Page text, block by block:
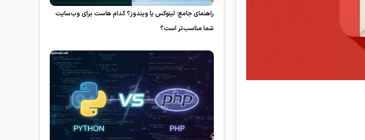
راهنمای جامع: لینوکس یا ویندوز؟ کدام هاست برای وب‌سایت
شما مناسب‌تر است؟